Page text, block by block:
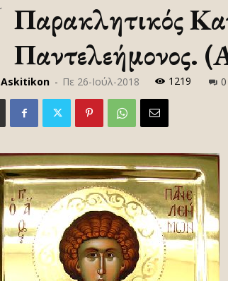
Παρακλητικός
Παντελεήμονος.
Askitikon - Πε 26-Ιούλ-2018 1219 0